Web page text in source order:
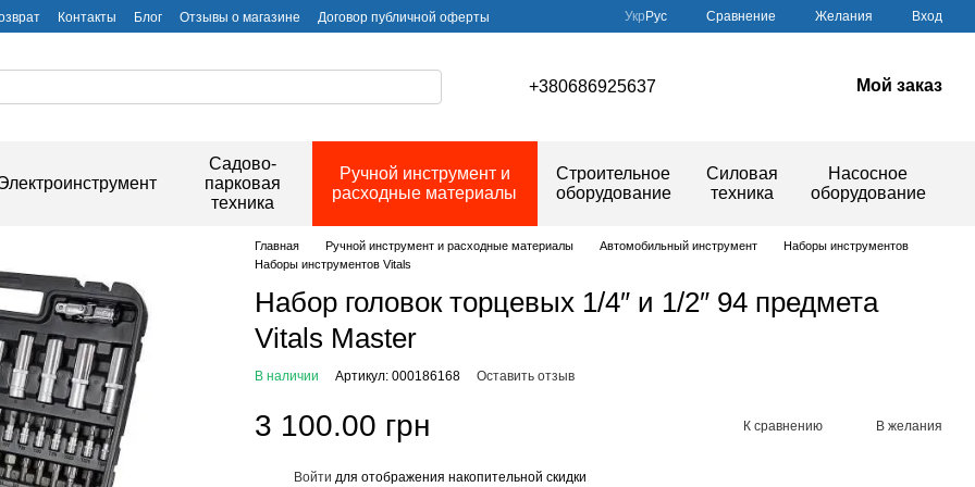
Контакты Блог Отзывы о магазине
Договор публичной оферты
Укр Рус Сравнение Желания Вход
+380686925637 Мой заказ
Садово-
парковая
техника
Ручной инструмент и
расходные материалы
Строительное
оборудование
Силовая
техника
Насосное
оборудование
Главная Ручной инструмент и расходные материалы Автомобильный инструмент
Наборы инструментов
Наборы инструментов Vitals
Набор головок торцевых 1/4″ и 1/2″ 94 предмета
Vitals Master
В наличии Артикул: 000186168 Оставить отзыв
3 100.00 грн К сравнению В желания
Войти для отображения накопительной скидки